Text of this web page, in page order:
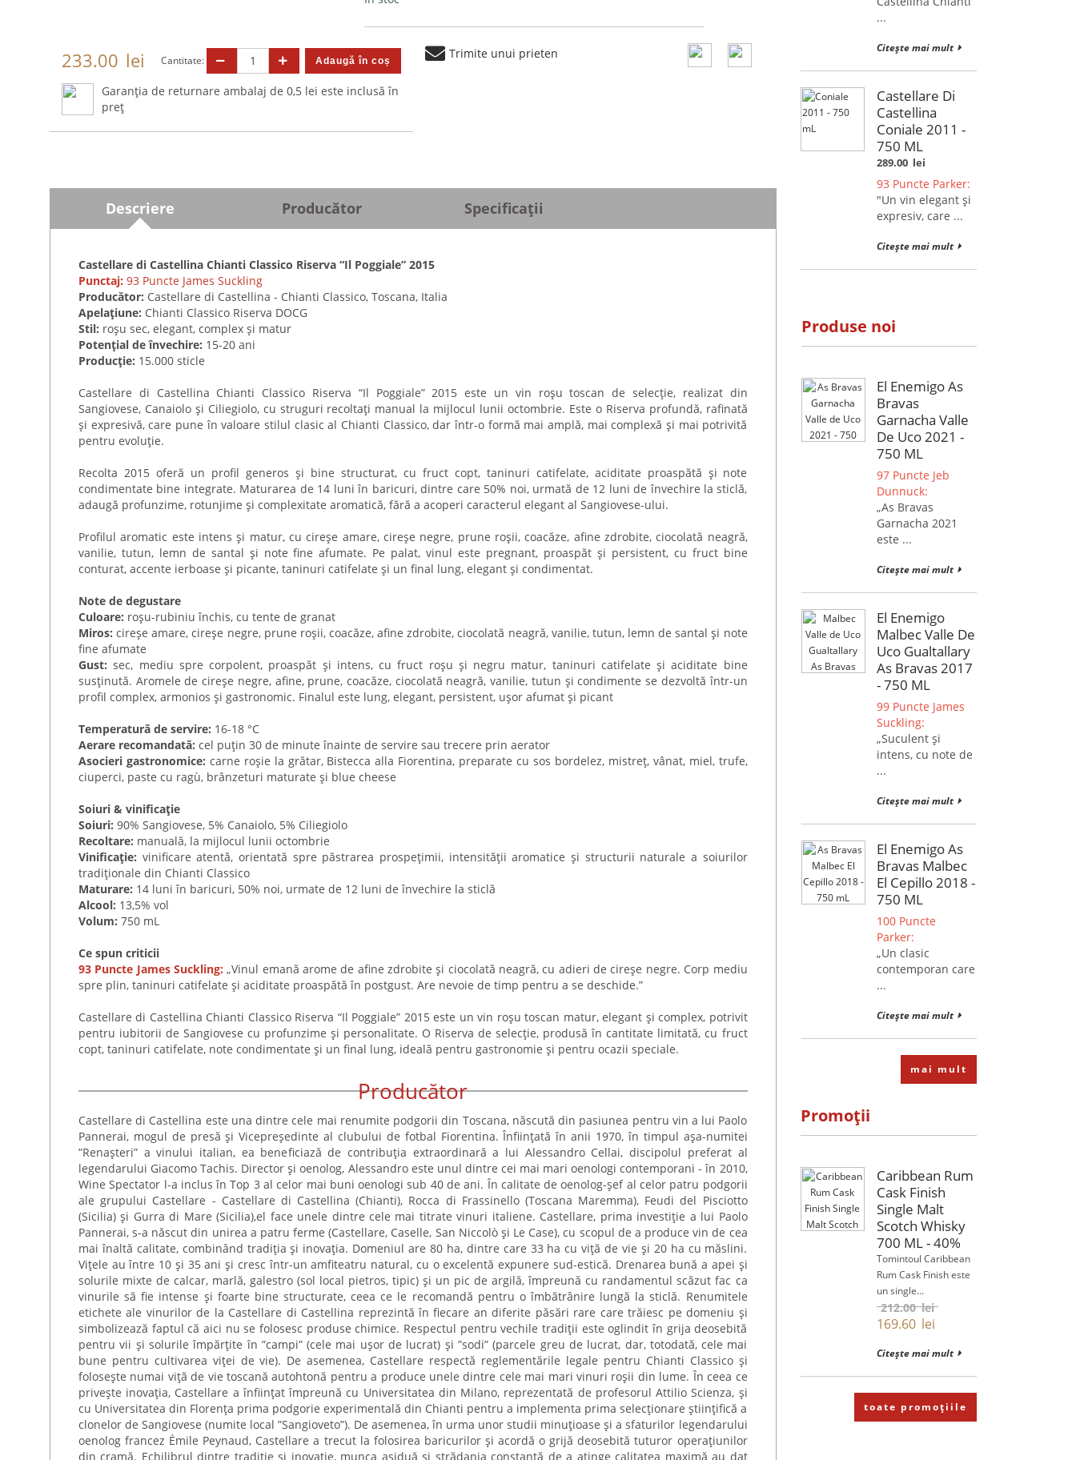
233.00 lei Cantitate:
Garanția de returnare ambalaj de 0,5 lei este inclusă în
preț
Trimite unui prieten
Descriere Producător Specificații
Castellare di Castellina Chianti Classico Riserva “Il Poggiale” 2015
Punctaj: 93 Puncte James Suckling
Producător: Castellare di Castellina - Chianti Classico, Toscana, Italia
Apelațiune: Chianti Classico Riserva DOCG
Stil: roșu sec, elegant, complex și matur
Potențial de învechire: 15-20 ani
Producție: 15.000 sticle
Castellare di Castellina Chianti Classico Riserva “Il Poggiale” 2015 este un vin roșu toscan de selecție, realizat din
Sangiovese, Canaiolo și Ciliegiolo, cu struguri recoltați manual la mijlocul lunii octombrie. Este o Riserva profundă, rafinată
și expresivă, care pune în valoare stilul clasic al Chianti Classico, dar într-o formă mai amplă, mai complexă și mai potrivită
pentru evoluție.
Recolta 2015 oferă un profil generos și bine structurat, cu fruct copt, taninuri catifelate, aciditate proaspătă și note
condimentate bine integrate. Maturarea de 14 luni în baricuri, dintre care 50% noi, urmată de 12 luni de învechire la sticlă,
adaugă profunzime, rotunjime și complexitate aromatică, fără a acoperi caracterul elegant al Sangiovese-ului.
Profilul aromatic este intens și matur, cu cireșe amare, cireșe negre, prune roșii, coacăze, afine zdrobite, ciocolată neagră,
vanilie, tutun, lemn de santal și note fine afumate. Pe palat, vinul este pregnant, proaspăt și persistent, cu fruct bine
conturat, accente ierboase și picante, taninuri catifelate și un final lung, elegant și condimentat.
Note de degustare
Culoare: roșu-rubiniu închis, cu tente de granat
Miros: cireșe amare, cireșe negre, prune roșii, coacăze, afine zdrobite, ciocolată neagră, vanilie, tutun, lemn de santal și note
fine afumate
Gust: sec, mediu spre corpolent, proaspăt și intens, cu fruct roșu și negru matur, taninuri catifelate și aciditate bine
susținută. Aromele de cireșe negre, afine, prune, coacăze, ciocolată neagră, vanilie, tutun și condimente se dezvoltă într-un
profil complex, armonios și gastronomic. Finalul este lung, elegant, persistent, ușor afumat și picant
Temperatură de servire: 16-18 °C
Aerare recomandată: cel puțin 30 de minute înainte de servire sau trecere prin aerator
Asocieri gastronomice: carne roșie la grătar, Bistecca alla Fiorentina, preparate cu sos bordelez, mistreț, vânat, miel, trufe,
ciuperci, paste cu ragù, brânzeturi maturate și blue cheese
Soiuri & vinificație
Soiuri: 90% Sangiovese, 5% Canaiolo, 5% Ciliegiolo
Recoltare: manuală, la mijlocul lunii octombrie
Vinificație: vinificare atentă, orientată spre păstrarea prospețimii, intensității aromatice și structurii naturale a soiurilor
tradiționale din Chianti Classico
Maturare: 14 luni în baricuri, 50% noi, urmate de 12 luni de învechire la sticlă
Alcool: 13,5% vol
Volum: 750 mL
Ce spun criticii
93 Puncte James Suckling: „Vinul emană arome de afine zdrobite și ciocolată neagră, cu adieri de cireșe negre. Corp mediu
spre plin, taninuri catifelate și aciditate proaspătă în postgust. Are nevoie de timp pentru a se deschide.”
Castellare di Castellina Chianti Classico Riserva “Il Poggiale” 2015 este un vin roșu toscan matur, elegant și complex, potrivit
pentru iubitorii de Sangiovese cu profunzime și personalitate. O Riserva de selecție, produsă în cantitate limitată, cu fruct
copt, taninuri catifelate, note condimentate și un final lung, ideală pentru gastronomie și pentru ocazii speciale.
Producător
Castellare di Castellina este una dintre cele mai renumite podgorii din Toscana, născută din pasiunea pentru vin a lui Paolo
Pannerai, mogul de presă și Vicepreședinte al clubului de fotbal Fiorentina. Înființată în anii 1970, în timpul așa-numitei
”Renașteri” a vinului italian, ea beneficiază de contribuția extraordinară a lui Alessandro Cellai, discipolul preferat al
legendarului Giacomo Tachis. Director și oenolog, Alessandro este unul dintre cei mai mari oenologi contemporani - în 2010,
Wine Spectator l-a inclus în Top 3 al celor mai buni oenologi sub 40 de ani. În calitate de oenolog-șef al celor patru podgorii
ale grupului Castellare - Castellare di Castellina (Chianti), Rocca di Frassinello (Toscana Maremma), Feudi del Pisciotto
(Sicilia) și Gurra di Mare (Sicilia),el face unele dintre cele mai titrate vinuri italiene. Castellare, prima investiție a lui Paolo
Pannerai, s-a născut din unirea a patru ferme (Castellare, Caselle, San Niccolò și Le Case), cu scopul de a produce vin de cea
mai înaltă calitate, combinând tradiția și inovația. Domeniul are 80 ha, dintre care 33 ha cu viță de vie și 20 ha cu măslini.
Vițele au între 10 și 35 ani și cresc într-un amfiteatru natural, cu o excelentă expunere sud-estică. Drenarea bună a apei și
solurile mixte de calcar, marlă, galestro (sol local pietros, tipic) și un pic de argilă, împreună cu randamentul scăzut fac ca
vinurile să fie intense și foarte bine structurate, ceea ce le recomandă pentru o îmbătrânire lungă la sticlă. Renumitele
etichete ale vinurilor de la Castellare di Castellina reprezintă în fiecare an diferite păsări rare care trăiesc pe domeniu și
simbolizează faptul că aici nu se folosesc produse chimice. Respectul pentru vechile tradiții este oglindit în grija deosebită
pentru vii și solurile împărțite în ”campi” (cele mai ușor de lucrat) și ”sodi” (parcele greu de lucrat, dar, totodată, cele mai
bune pentru cultivarea viței de vie). De asemenea, Castellare respectă reglementările legale pentru Chianti Classico și
folosește numai viță de vie toscană autohtonă pentru a produce unele dintre cele mai mari vinuri roșii din lume. În ceea ce
privește inovația, Castellare a înființat împreună cu Universitatea din Milano, reprezentată de profesorul Attilio Scienza, și
cu Universitatea din Florența prima podgorie experimentală din Chianti pentru a implementa prima selecționare științifică a
clonelor de Sangiovese (numite local ”Sangioveto”). De asemenea, în urma unor studii minuțioase și a sfaturilor legendarului
oenolog francez Émile Peynaud, Castellare a trecut la folosirea baricurilor și acordă o grijă deosebită tuturor operațiunilor
din cramă. Echilibrul dintre tradiție și inovație, munca asiduă și strădania constantă de a atinge calitatea maximă au dat
...
Citește mai mult
Castellare Di
Castellina
Coniale 2011 -
750 ML
289.00 lei
93 Puncte Parker:
"Un vin elegant și
expresiv, care ...
Citește mai mult
Produse noi
El Enemigo As
Bravas
Garnacha Valle
De Uco 2021 -
750 ML
97 Puncte Jeb
Dunnuck:
„As Bravas
Garnacha 2021
este ...
Citește mai mult
El Enemigo
Malbec Valle De
Uco Gualtallary
As Bravas 2017
- 750 ML
99 Puncte James
Suckling:
„Suculent și
intens, cu note de
...
Citește mai mult
El Enemigo As
Bravas Malbec
El Cepillo 2018 -
750 ML
100 Puncte
Parker:
„Un clasic
contemporan care
...
Citește mai mult
mai mult
Promoții
Caribbean Rum
Cask Finish
Single Malt
Scotch Whisky
700 ML - 40%
Tomintoul Caribbean
Rum Cask Finish este
un single...
212.00lei
169.60 lei
Citește mai mult
toate promoțiile